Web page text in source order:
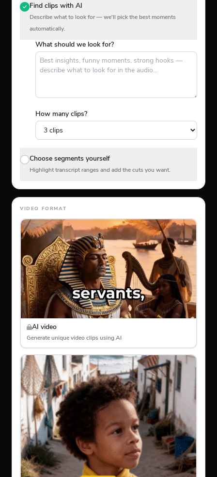
Find clips with AI
Describe what to look for — we'll pick the best moments
automatically.
What should we look for?
How many clips?
Choose segments yourself
Highlight transcript ranges and add the cuts you want.
VIDEO FORMAT
AI video
Generate unique video clips using AI